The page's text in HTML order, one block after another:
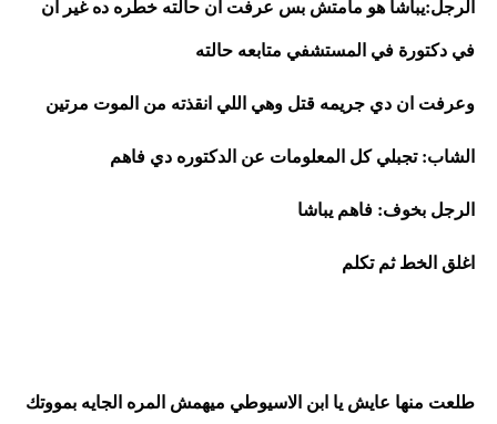
في دكتورة في المستشفي متابعه حالته
وعرفت ان دي جريمه قتل وهي اللي انقذته من الموت مرتين
الشاب: تجبلي كل المعلومات عن الدكتوره دي فاهم
الرجل بخوف: فاهم يباشا
اغلق الخط ثم تكلم